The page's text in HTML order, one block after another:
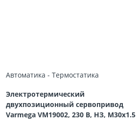
Автоматика - Термостатика
Электротермический
двухпозиционный сервопривод
Varmega VM19002, 230 В, НЗ, M30х1.5